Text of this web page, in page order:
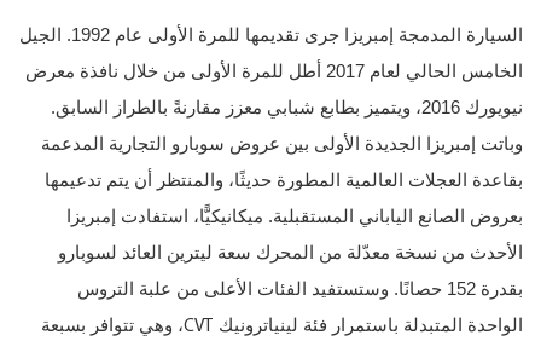
السيارة المدمجة إمبريزا جرى تقديمها للمرة الأولى عام 1992. الجيل
الخامس الحالي لعام 2017 أطل للمرة الأولى من خلال نافذة معرض
نيويورك 2016، ويتميز بطابع شبابي معزز مقارنةً بالطراز السابق.
وباتت إمبريزا الجديدة الأولى بين عروض سوبارو التجارية المدعمة
بقاعدة العجلات العالمية المطورة حديثًا، والمنتظر أن يتم تدعيمها
بعروض الصانع الياباني المستقبلية. ميكانيكيًّا، استفادت إمبريزا
الأحدث من نسخة معدّلة من المحرك سعة ليترين العائد لسوبارو
بقدرة 152 حصانًا. وستستفيد الفئات الأعلى من علبة التروس
الواحدة المتبدلة باستمرار فئة لينياترونيك
، وهي تتوافر بسبعة